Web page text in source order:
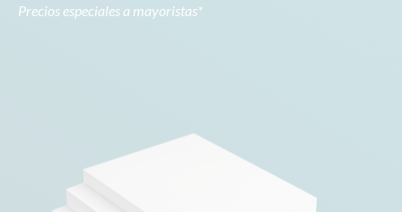
Precios especiales a mayoristas*